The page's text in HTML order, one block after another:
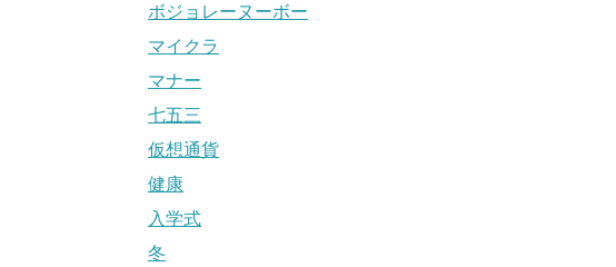
ボジョレーヌーボー
マイクラ
マナー
七五三
仮想通貨
健康
入学式
冬